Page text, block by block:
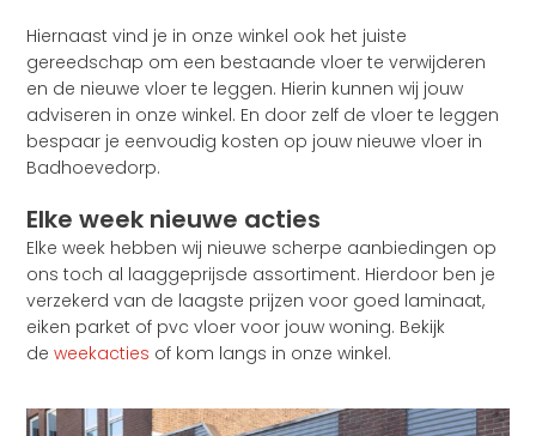
Hiernaast vind je in onze winkel ook het juiste
gereedschap om een bestaande vloer te verwijderen
en de nieuwe vloer te leggen. Hierin kunnen wij jouw
adviseren in onze winkel. En door zelf de vloer te leggen
bespaar je eenvoudig kosten op jouw nieuwe vloer in
Badhoevedorp.
Elke week nieuwe acties
Elke week hebben wij nieuwe scherpe aanbiedingen op
ons toch al laaggeprijsde assortiment. Hierdoor ben je
verzekerd van de laagste prijzen voor goed laminaat,
eiken parket of pvc vloer voor jouw woning. Bekijk
deweekacties of kom langs in onze winkel.